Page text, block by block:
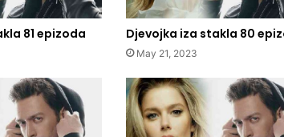
81 epizoda Djevojka iza stakla 80
May 21, 2023